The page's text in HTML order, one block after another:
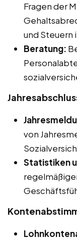
Fragen der
und Steuern
Beratung:
von
Statistiken